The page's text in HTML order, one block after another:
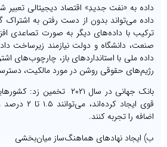
داده به «نفت جدیدِ» اقتصاد دیجیتالی
داده می‌تواند بدون از دست رفتن به
ترکیب با داده‌های دیگر به صورت تصاعدی
صنعت، دانشگاه و دولت نیازمند زیرساخت
داده ملی با استانداردهای باز، چارچوب‌های
رژیم‌های حقوقی روشن در مورد مالکیت،
بانک جهانی در سال ۲۰۲۱
قوی ایجاد
اضافه را تجربه کنند.
ب) ایجاد نهادهای هماهنگ‌ساز میان‌بخشی